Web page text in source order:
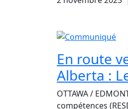
En route
Alberta :
OTTAWA /
compétences